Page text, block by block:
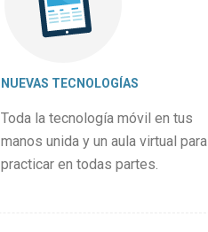
NUEVAS TECNOLOGÍAS
Toda la tecnología móvil en tus
manos unida y un aula virtual para
practicar en todas partes.